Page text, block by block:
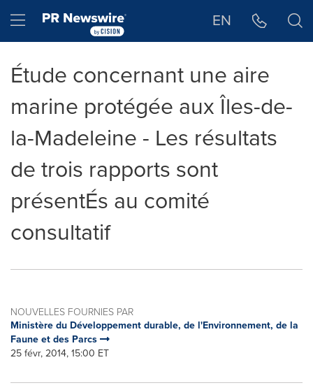
Hamburger menu EN
Étude concernant une aire
marine protégée aux Îles-de-
la-Madeleine - Les résultats
de trois rapports sont
présentÉs au comité
consultatif
NOUVELLES FOURNIES PAR
Ministère du Développement durable, de l'Environnement, de la
Faune et des Parcs
25 févr, 2014, 15:00 ET